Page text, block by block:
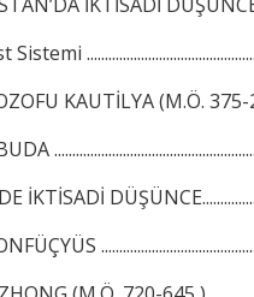
KAUTİLYA (M.Ö. 375-
İKTİSADİ